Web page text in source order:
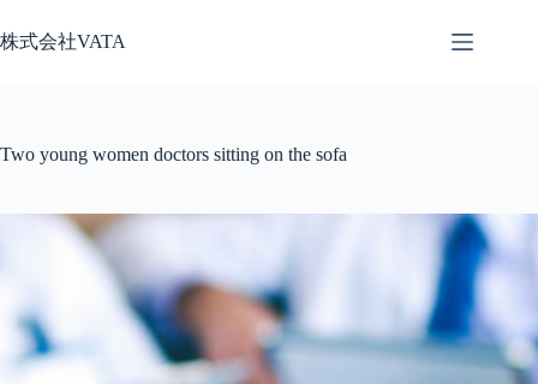
ン
へ
株式会社VATA
Two young women doctors sitting on the sofa